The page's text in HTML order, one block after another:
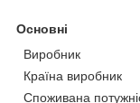
Основні
Виробник
Країна виробник
Споживана